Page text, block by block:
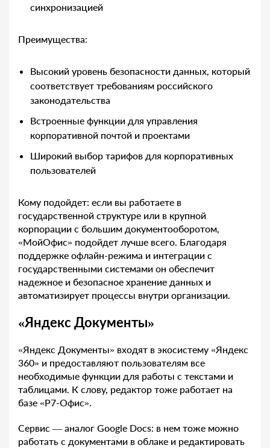
синхронизацией
Преимущества:
Высокий уровень безопасности данных, который
соответствует требованиям российского
законодательства
Встроенные функции для управления
корпоративной почтой и проектами
Широкий выбор тарифов для корпоративных
пользователей
Кому подойдет: если вы работаете в
государственной структуре или в крупной
корпорации с большим документооборотом,
«МойОфис» подойдет лучше всего. Благодаря
поддержке офлайн-режима и интеграции с
государственными системами он обеспечит
надежное и безопасное хранение данных и
автоматизирует процессы внутри организации.
«Яндекс Документы»
«Яндекс Документы» входят в экосистему «Яндекс
360» и предоставляют пользователям все
необходимые функции для работы с текстами и
таблицами. К слову, редактор тоже работает на
базе «Р7-Офис».
Сервис — аналог Google Docs: в нем тоже можно
работать с документами в облаке и редактировать